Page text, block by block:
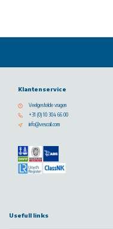
Klantenservice
Veelgestelde vragen
+31 (0) 10 304 66 00
info@vescoil.com
Usefull links